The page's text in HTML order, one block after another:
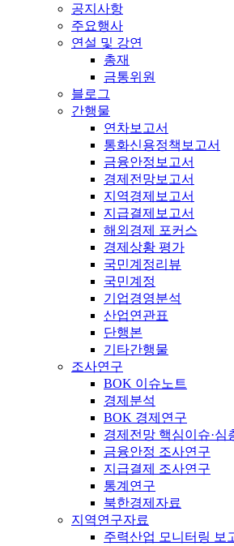
공지사항
주요행사
연설 및 강연
총재
금통위원
블로그
간행물
연차보고서
통화신용정책보고서
금융안정보고서
경제전망보고서
지역경제보고서
지급결제보고서
해외경제 포커스
경제상황 평가
국민계정리뷰
국민계정
기업경영분석
산업연관표
단행본
기타간행물
조사연구
BOK 이슈노트
경제분석
BOK 경제연구
경제전망 핵심이슈·심
금융안정 조사연구
지급결제 조사연구
통계연구
북한경제자료
지역연구자료
주력산업 모니터링 보